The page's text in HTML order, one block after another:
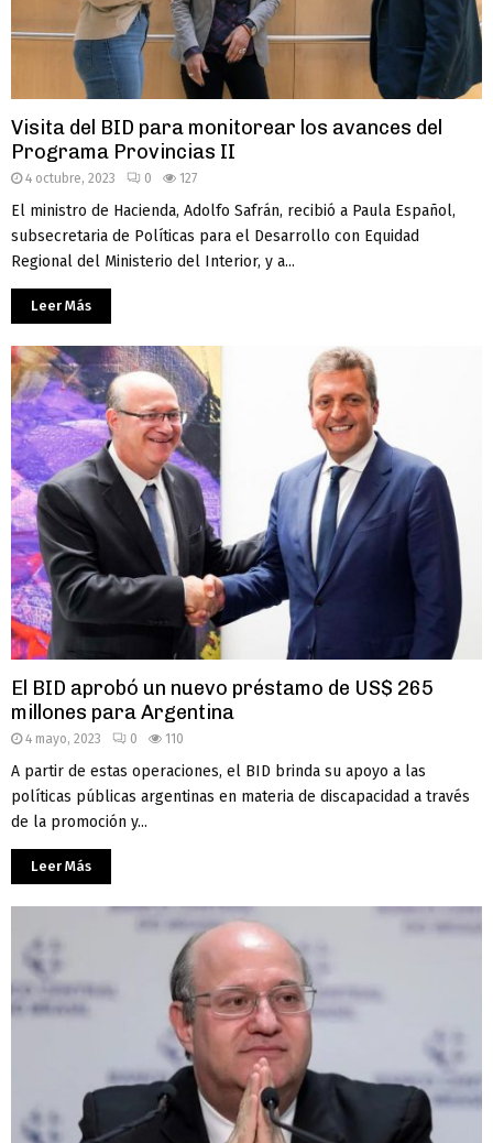
Visita del BID para monitorear los avances del
Programa Provincias II
4 octubre, 2023 0 127
El ministro de Hacienda, Adolfo Safrán, recibió a Paula Español,
subsecretaria de Políticas para el Desarrollo con Equidad
Regional del Ministerio del Interior, y a...
Leer Más
El BID aprobó un nuevo préstamo de US$ 265
millones para Argentina
4 mayo, 2023 0 110
A partir de estas operaciones, el BID brinda su apoyo a las
políticas públicas argentinas en materia de discapacidad a través
de la promoción y...
Leer Más